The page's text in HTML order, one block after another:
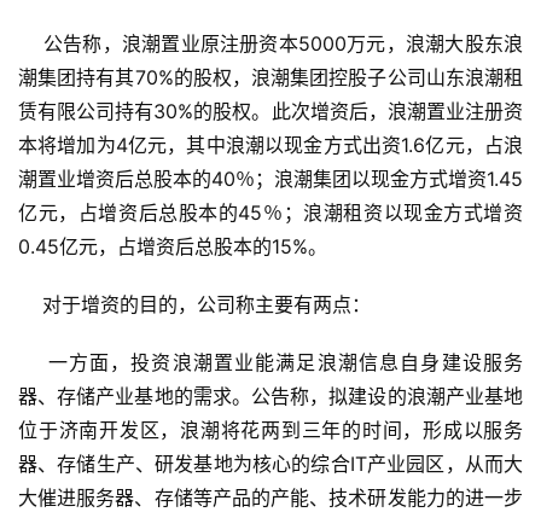
公告称，浪潮置业原注册资本5000万元，浪潮大股东浪
潮集团持有其70%的股权，浪潮集团控股子公司山东浪潮租
赁有限公司持有30%的股权。此次增资后，浪潮置业注册资
本将增加为4亿元，其中浪潮以现金方式出资1.6亿元，占浪
潮置业增资后总股本的40％；浪潮集团以现金方式增资1.45
亿元，占增资后总股本的45％；浪潮租资以现金方式增资
0.45亿元，占增资后总股本的15%。
对于增资的目的，公司称主要有两点：
一方面，投资浪潮置业能满足浪潮信息自身建设服务
器、存储产业基地的需求。公告称，拟建设的浪潮产业基地
位于济南开发区，浪潮将花两到三年的时间，形成以服务
器、存储生产、研发基地为核心的综合IT产业园区，从而大
大催进服务器、存储等产品的产能、技术研发能力的进一步